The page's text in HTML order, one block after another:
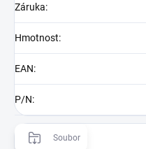
Záruka:
Hmotnost:
EAN:
P/N:
Soubor